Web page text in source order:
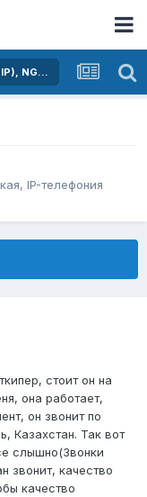
Телефония: классическая, IP-телефония (VoIP), NGN сети
IP-телефония
стоит он на
она работает,
он звонит по
Казахстан. Так вот
слышно(Звонки
звонит, качество
качество